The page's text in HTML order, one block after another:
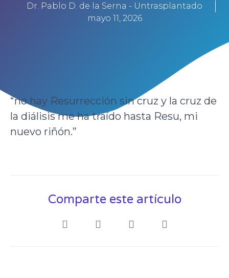
Dr. Pablo D. de la Serna - Untrasplantado
mayo 11, 2026
“no hay Resurrección sin cruz y la cruz de
la diálisis me ha traído hasta Resu, mi
nuevo riñón.”
Comparte este artículo